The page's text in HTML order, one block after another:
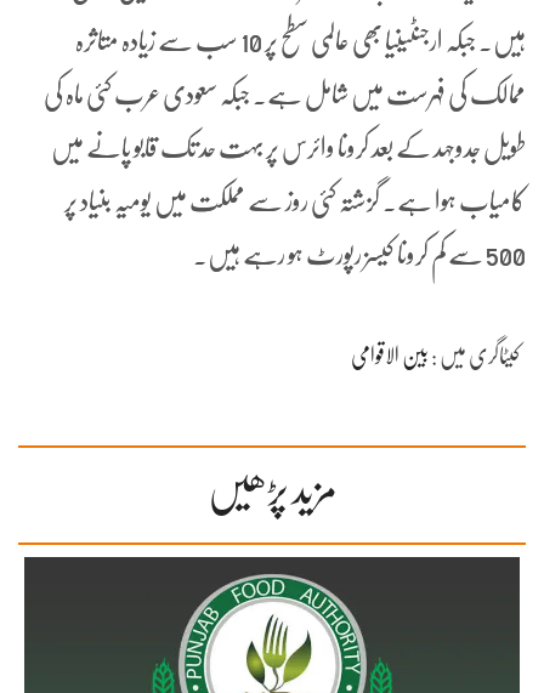
ہیں۔ جبکہ ارجنٹینیا بھی عالمی سطح پر 10 سب سے زیادہ متاثرہ
ممالک کی فہرست میں شامل ہے۔ جبکہ سعودی عرب کئی ماہ کی
طویل جدوجہد کے بعد کرونا وائرس پر بہت حد تک قابو پانے میں
کامیاب ہوا ہے۔ گزشتہ کئی روز سے مملکت میں یومیہ بنیاد پر
500 سے کم کرونا کیسز رپورٹ ہو رہے ہیں۔
کیٹاگری میں : بین الاقوامی
مزید پڑھیں